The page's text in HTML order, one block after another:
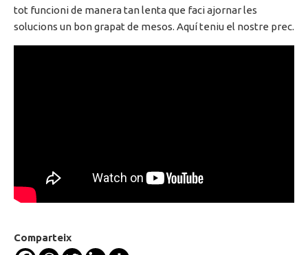
tot funcioni de manera tan lenta que faci ajornar les
solucions un bon grapat de mesos. Aquí teniu el nostre prec.
Comparteix